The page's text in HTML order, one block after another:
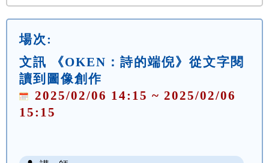
場次:
文訊 《OKEN：詩的端倪》從文字閱
讀到圖像創作
2025/02/06 14:15 ~ 2025/02/06
15:15